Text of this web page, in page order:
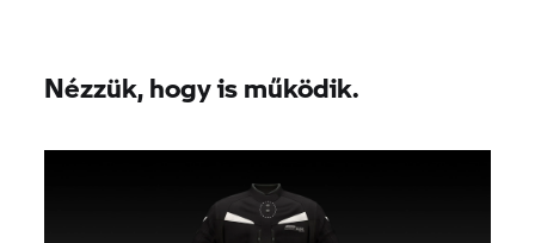
Nézzük, hogy is működik.